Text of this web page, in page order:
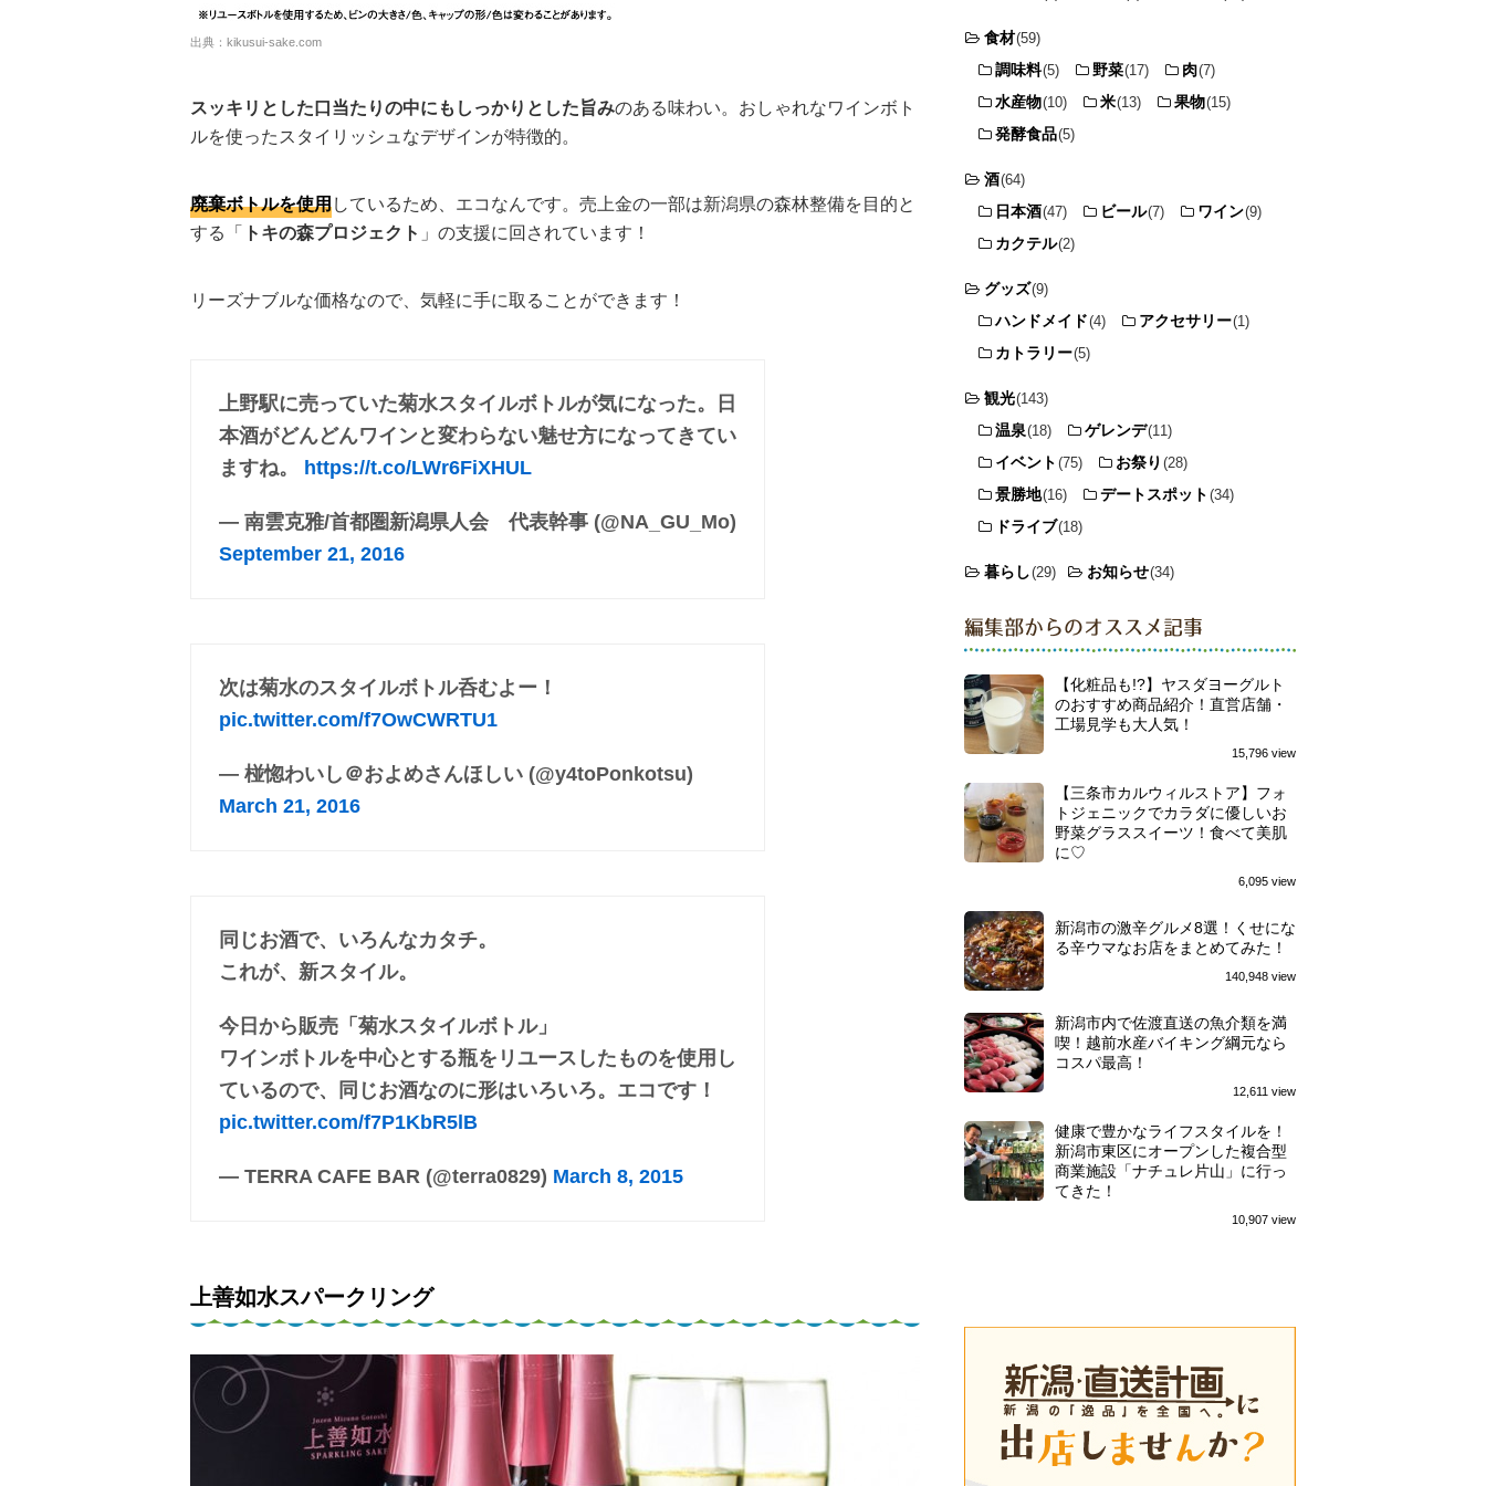
出典： kikusui-sake.com
スッキリとした口当たりの中にもしっかりとした旨みのある味わい。おしゃれなワインボト
ルを使ったスタイリッシュなデザインが特徴的。
廃棄ボトルを使用しているため、エコなんです。売上金の一部は新潟県の森林整備を目的と
する「
トキの森プロジェクト 」の支援に回されています！
リーズナブルな価格なので、気軽に手に取ることができます！
上野駅に売っていた菊水スタイルボトルが気になった。日
本酒がどんどんワインと変わらない魅せ方になってきてい
ますね。
https://t.co/LWr6FiXHUL
— 南雲克雅/首都圏新潟県人会 代表幹事 (@NA_GU_Mo)
September 21, 2016
次は菊水のスタイルボトル呑むよー！
pic.twitter.com/f7OwCWRTU1
— 椪惚わいし＠およめさんほしい (@y4toPonkotsu)
March 21, 2016
同じお酒で、いろんなカタチ。
これが、新スタイル。
今日から販売「菊水スタイルボトル」
ワインボトルを中心とする瓶をリユースしたものを使用し
ているので、同じお酒なのに形はいろいろ。エコです！
pic.twitter.com/f7P1KbR5lB
— TERRA CAFE BAR (@terra0829) March 8, 2015
上善如水スパークリング
食材(59)
調味料(5) 野菜(17) 肉(7)
水産物(10) 米(13) 果物(15)
発酵食品(5)
酒(64)
日本酒(47) ビール(7) ワイン(9)
カクテル(2)
グッズ(9)
ハンドメイド(4) アクセサリー(1)
カトラリー(5)
観光(143)
温泉(18) ゲレンデ(11)
イベント(75) お祭り (28)
景勝地(16) デートスポット(34)
ドライブ(18)
暮らし(29) お知らせ(34)
編集部からのオススメ記事
【化粧品も!?】ヤスダヨーグルト
のおすすめ商品紹介！直営店舗・
工場見学も大人気！
15,796 view
【三条市カルウィルストア】フォ
トジェニックでカラダに優しいお
野菜グラススイーツ！食べて美肌
に♡
6,095 view
新潟市の激辛グルメ8選！くせにな
る辛ウマなお店をまとめてみた！
140,948 view
新潟市内で佐渡直送の魚介類を満
喫！越前水産バイキング綱元なら
コスパ最高！
12,611 view
健康で豊かなライフスタイルを！
新潟市東区にオープンした複合型
商業施設「ナチュレ片山」に行っ
てきた！
10,907 view